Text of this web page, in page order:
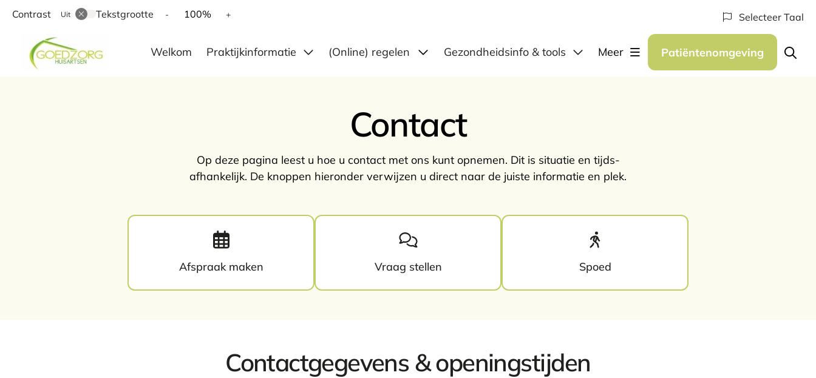
Contrast Uit Tekstgrootte
Tekst
10%
- 100%
Tekst
10%
+ Selecteer Taal
Hoofd
Welkom Praktijkinformatie (Online) regelen Submenu: (Online) regelen
Gezondheidsinfo & tools Meer Patiëntenomgeving
Contact
Op deze pagina leest u hoe u contact met ons kunt opnemen. Dit is situatie en tijds-
afhankelijk. De knoppen hieronder verwijzen u direct naar de juiste informatie en plek.
Afspraak maken Vraag stellen Spoed
Contactgegevens & openingstijden